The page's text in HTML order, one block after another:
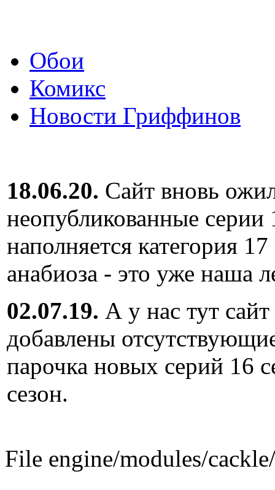
Обои
Комикс
Новости Гриффинов
18.06.20. Сайт вновь
неопубликованные серии
наполняется категория
анабиоза - это уже наша
02.07.19. А у нас тут
добавлены
парочка новых серий 16
сезон.
File engine/modules/